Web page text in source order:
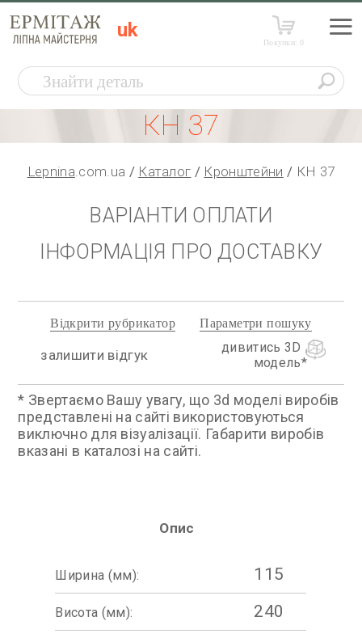
uk
Покупки:0
КН 37
Lepnina.com.ua Каталог Кронштейни КН 37
ВАРІАНТИ ОПЛАТИ
ІНФОРМАЦІЯ ПРО ДОСТАВКУ
залишити відгук
дивитись 3D
модель
Відкрити рубрикатор Параметри пошуку
* Звертаємо Вашу увагу, що 3d моделі виробів
представлені на сайті використовуються
виключно для візуалізації. Габарити виробів
вказані в каталозі на сайті.
Опис
Ширина (мм): 115
Висота (мм): 240